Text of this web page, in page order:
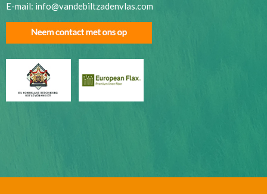
E-mail: info@vandebiltzadenvlas.com